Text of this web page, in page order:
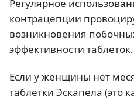
Регулярное
контрацепции
возникновения
эффективности таблеток.
Если у женщины нет
таблетки Эскапела (это